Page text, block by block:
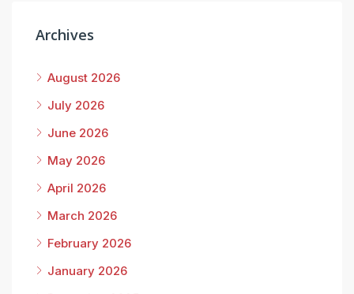
Archives
August 2026
July 2026
June 2026
May 2026
April 2026
March 2026
February 2026
January 2026